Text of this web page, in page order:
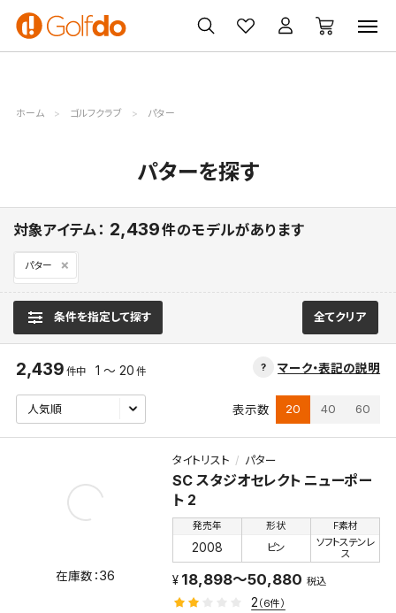
ゴルフ
クラブ
ゴルフ用品
買取
無料査定
クーポン
一覧
ホーム ゴルフクラブ パター
パターを探す
対象アイテム： 2,439件のモデルがあります
パター
条件を指定して探す 全てクリア
マーク・表記の説明
2,439 件中 1 ～ 20 件
表示数 20 40 60
タイトリスト パター
SC スタジオセレクト ニューポー
ト 2
発売年
2008
形状
ピン
F素材
ソフトステンレ
ス
36 18,898～50,880 税込
2 （6件）